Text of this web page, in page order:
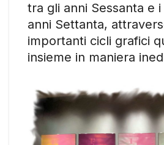
tra gli anni Sessanta e
anni Settanta,
importanti cicli grafici
insieme in maniera